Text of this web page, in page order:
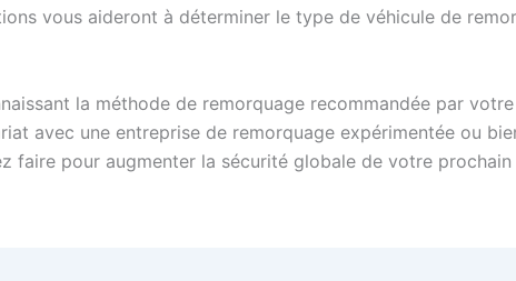
vous aideront à déterminer le type de véhicule de
la méthode de remorquage recommandée par
avec une entreprise de remorquage expérimentée ou
faire pour augmenter la sécurité globale de votre prochain